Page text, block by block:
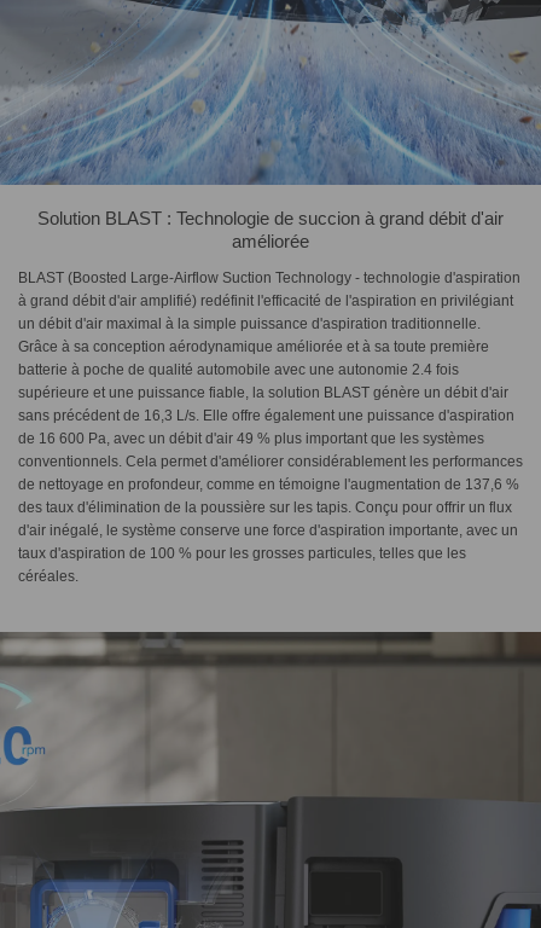
Solution BLAST : Technologie de succion à grand débit d'air
améliorée
BLAST (Boosted Large-Airflow Suction Technology - technologie d'aspiration
à grand débit d'air amplifié) redéfinit l'efficacité de l'aspiration en privilégiant
un débit d'air maximal à la simple puissance d'aspiration traditionnelle.
Grâce à sa conception aérodynamique améliorée et à sa toute première
batterie à poche de qualité automobile avec une autonomie 2.4 fois
supérieure et une puissance fiable, la solution BLAST génère un débit d'air
sans précédent de 16,3 L/s. Elle offre également une puissance d'aspiration
de 16 600 Pa, avec un débit d'air 49 % plus important que les systèmes
conventionnels. Cela permet d'améliorer considérablement les performances
de nettoyage en profondeur, comme en témoigne l'augmentation de 137,6 %
des taux d'élimination de la poussière sur les tapis. Conçu pour offrir un flux
d'air inégalé, le système conserve une force d'aspiration importante, avec un
taux d'aspiration de 100 % pour les grosses particules, telles que les
céréales.